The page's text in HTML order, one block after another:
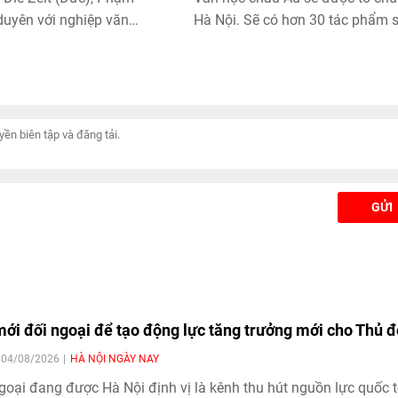
với nghiệp văn
Hà Nội. Sẽ có hơn 30 tác phẩm
GỬI
đối ngoại để tạo động lực tăng trưởng mới cho Thủ
04/08/2026 HÀ NỘI NGÀY NAY
đang được Hà Nội định vị là kênh thu hút nguồn lực quốc